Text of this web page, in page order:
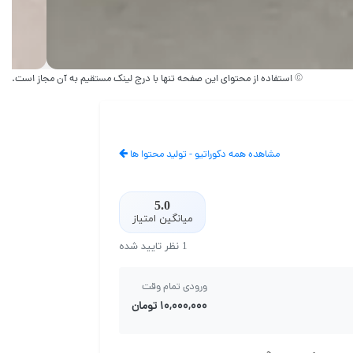
© استفاده از محتوای این صفحه تنها با درج لینک مستقیم به آن مجاز است.
مشاهده همه دکوراتیو - تولید محتوا ها
5.0
میانگین امتیاز
1 نظر تایید شده
ورودی تمام وقت
۱۰,۰۰۰,۰۰۰ تومان